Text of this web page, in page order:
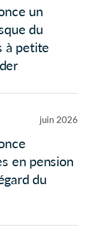
un
du
à petite
juin 2026
en pension
du